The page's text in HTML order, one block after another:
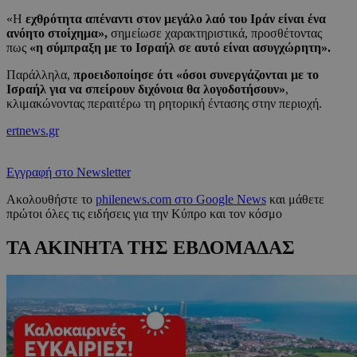
«Η εχθρότητα απέναντι στον μεγάλο λαό του Ιράν είναι ένα
ανόητο στοίχημα», σημείωσε χαρακτηριστικά, προσθέτοντας
πως «η σύμπραξη με το Ισραήλ σε αυτό είναι ασυγχώρητη».
Παράλληλα, προειδοποίησε ότι «όσοι συνεργάζονται με το
Ισραήλ για να σπείρουν διχόνοια θα λογοδοτήσουν»,
κλιμακώνοντας περαιτέρω τη ρητορική έντασης στην περιοχή.
ertnews.gr
Εγγραφή στο Newsletter
Ακολουθήστε το philenews.com στο Google News και μάθετε
πρώτοι όλες τις ειδήσεις για την Κύπρο και τον κόσμο
ΤΑ ΑΚΙΝΗΤΑ ΤΗΣ ΕΒΔΟΜΑΔΑΣ